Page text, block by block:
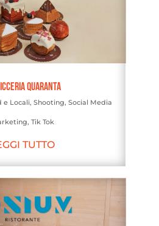
Quaranta
e Locali, Shooting, Social Media
, Tik Tok
TUTTO